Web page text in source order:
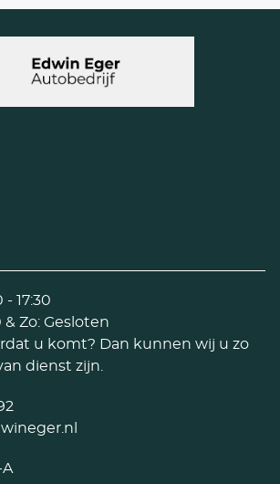
- 17:30
& Zo: Gesloten
u komt? Dan kunnen wij u zo
dienst zijn.